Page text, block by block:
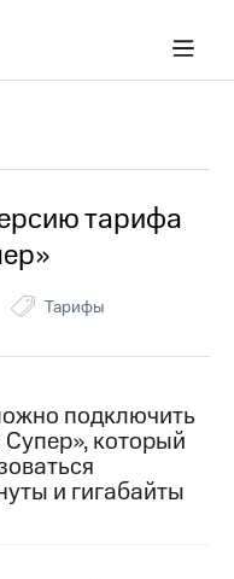
тарифа
Тарифы
подключить
который
и гигабайты